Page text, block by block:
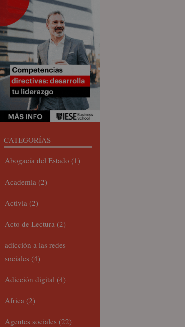
CATEGORÍAS
Abogacía del Estado (1)
Academia (2)
Activia (2)
Acto de Lectura (2)
adicción a las redes
sociales (4)
Adicción digital (4)
Africa (2)
Agentes sociales (22)